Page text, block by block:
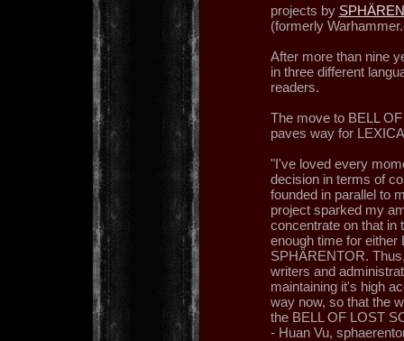
projects by
(formerly
After more than nine
in three different
readers.
The move to BELL
paves way for
"I've loved every
decision in terms of
founded in parallel to
project sparked my
concentrate on that in
enough time for either
SPHÄRENTOR.
writers and
maintaining it's high
way now, so that the
the BELL OF LOST
- Huan Vu,